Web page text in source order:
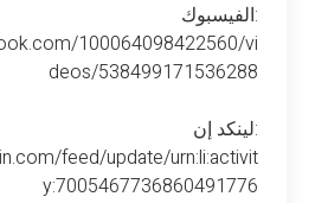
الفيسبوك:
100064098422560/vi
deos/538499171536288
لينكد إن:
feed/update/urn:li:activit
y:7005467736860491776